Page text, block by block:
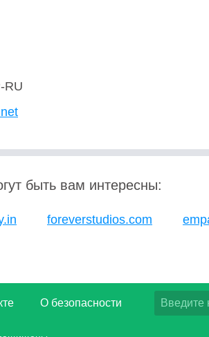
RU
быть вам интересны:
foreverstudios.com
О безопасности